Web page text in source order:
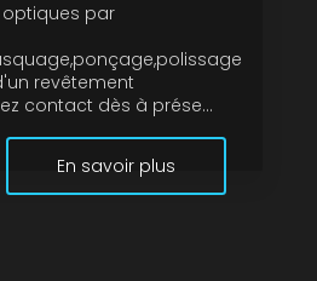
par
revêtement
contact dès à prése...
En savoir plus